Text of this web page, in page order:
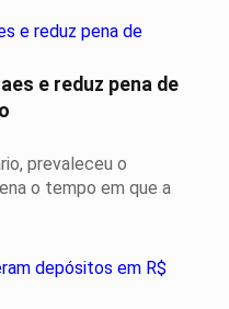
e reduz pena de
prevaleceu o
o tempo em que a